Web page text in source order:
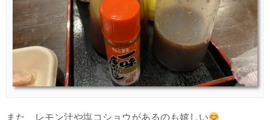
また、レモン汁や塩コショウがあるのも嬉しい